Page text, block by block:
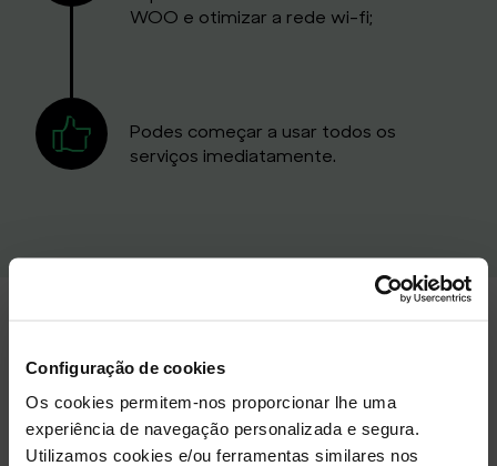
Configuração de cookies
Os cookies permitem-nos proporcionar lhe uma
experiência de navegação personalizada e segura.
Utilizamos cookies e/ou ferramentas similares nos
WOO e otimizar a rede wi-fi;
Podes começar a usar todos os
serviços imediatamente.
Paga como
quiseres